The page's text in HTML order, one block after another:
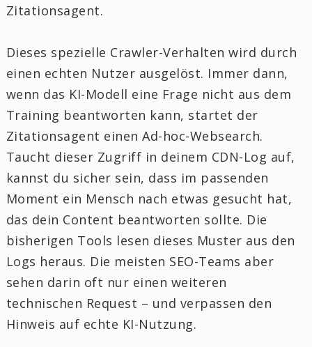
Zitationsagent.
Dieses spezielle Crawler-Verhalten wird durch
einen echten Nutzer ausgelöst. Immer dann,
wenn das KI-Modell eine Frage nicht aus dem
Training beantworten kann, startet der
Zitationsagent einen Ad-hoc-Websearch.
Taucht dieser Zugriff in deinem CDN-Log auf,
kannst du sicher sein, dass im passenden
Moment ein Mensch nach etwas gesucht hat,
das dein Content beantworten sollte. Die
bisherigen Tools lesen dieses Muster aus den
Logs heraus. Die meisten SEO-Teams aber
sehen darin oft nur einen weiteren
technischen Request – und verpassen den
Hinweis auf echte KI-Nutzung.